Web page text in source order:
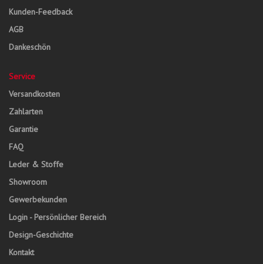
Kunden-Feedback
AGB
Dankeschön
Service
Versandkosten
Zahlarten
Garantie
FAQ
Leder & Stoffe
Showroom
Gewerbekunden
Login - Persönlicher Bereich
Design-Geschichte
Kontakt